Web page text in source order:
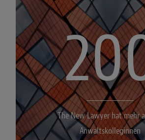
The New Lawyer hat mehr
Anwaltskolleginnen